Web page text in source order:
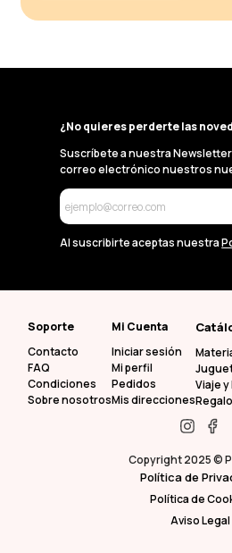
Soporte
Contacto
FAQ
Condiciones
Sobre nosotros
Mi Cuenta
Iniciar sesión
Mi perfil
Pedidos
Mis direcciones
Viaje
Copyright 2025 ©
Política de
Política de
Aviso Legal
¿No quieres perderte las
Suscríbete a nuestra
correo electrónico nuestros
Al suscribirte aceptas nuestra